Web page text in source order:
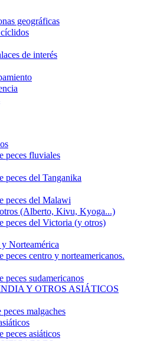
geográficas
de interés
peces fluviales
del Tanganika
peces del Malawi
(Alberto, Kivu, Kyoga...)
del Victoria (y otros)
Norteamérica
centro y norteamericanos.
sudamericanos
Y OTROS ASIÁTICOS
malgaches
asiáticos